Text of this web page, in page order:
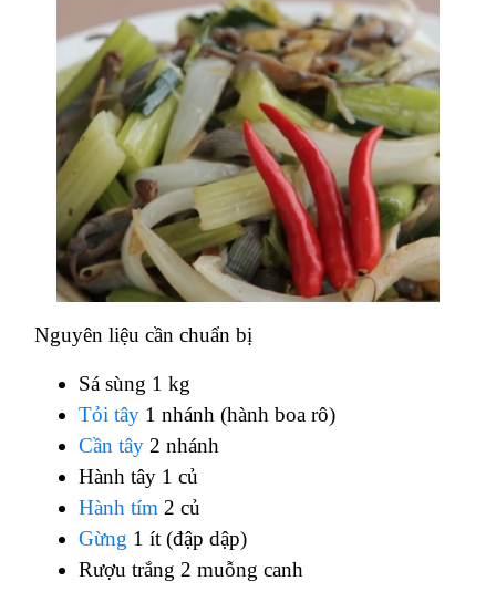
Nguyên liệu cần chuẩn bị
Sá sùng 1 kg
Tỏi tây 1 nhánh (hành boa rô)
Cần tây 2 nhánh
Hành tây 1 củ
Hành tím 2 củ
Gừng 1 ít (đập dập)
Rượu trắng 2 muỗng canh